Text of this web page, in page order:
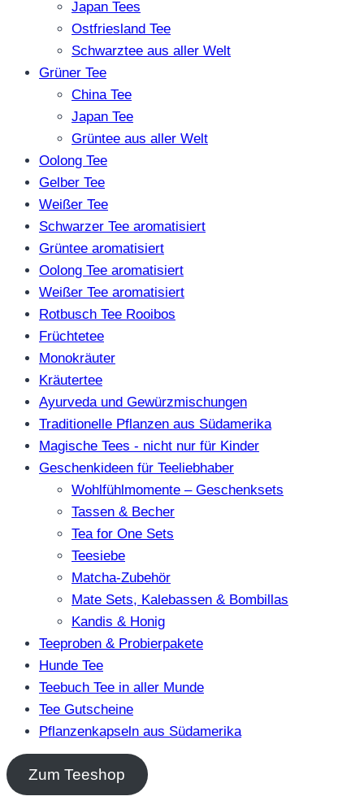
Japan Tees
Ostfriesland Tee
Schwarztee aus aller Welt
Grüner Tee
China Tee
Japan Tee
Grüntee aus aller Welt
Oolong Tee
Gelber Tee
Weißer Tee
Schwarzer Tee aromatisiert
Grüntee aromatisiert
Oolong Tee aromatisiert
Weißer Tee aromatisiert
Rotbusch Tee Rooibos
Früchtetee
Monokräuter
Kräutertee
Ayurveda und Gewürzmischungen
Traditionelle Pflanzen aus Südamerika
Magische Tees - nicht nur für Kinder
Geschenkideen für Teeliebhaber
Wohlfühlmomente – Geschenksets
Tassen & Becher
Tea for One Sets
Teesiebe
Matcha-Zubehör
Mate Sets, Kalebassen & Bombillas
Kandis & Honig
Teeproben & Probierpakete
Hunde Tee
Teebuch Tee in aller Munde
Tee Gutscheine
Pflanzenkapseln aus Südamerika
Zum Teeshop